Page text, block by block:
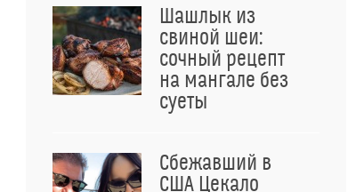
Шашлык из
свиной шеи:
сочный рецепт
на мангале без
суеты
Сбежавший в
США Цекало